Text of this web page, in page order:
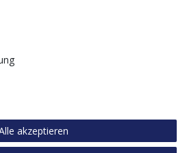
was zu einer enormen
von der Europäischen
Mitteln sowie durch Steuermittel
Sächsischen Landtag
akzeptieren